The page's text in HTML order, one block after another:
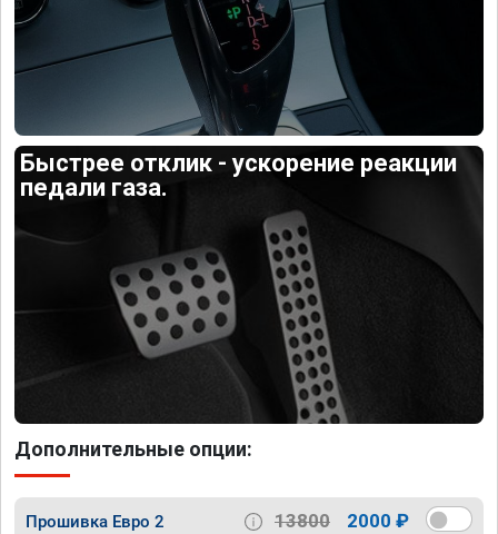
Быстрее отклик - ускорение реакции
педали газа.
Дополнительные опции:
Прошивка Евро 2 13800 2000 ₽